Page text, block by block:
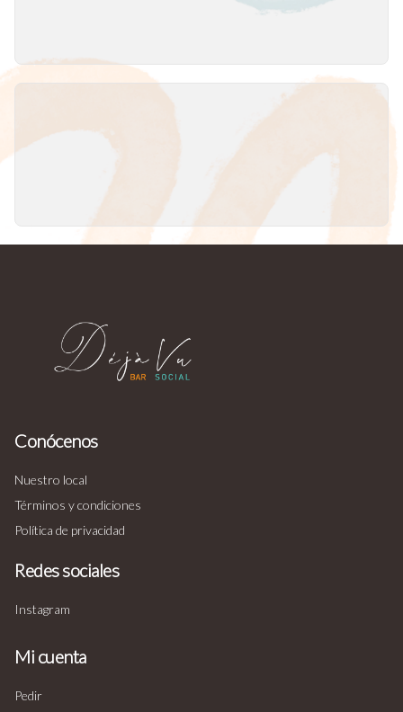
Conócenos
Nuestro local
Términos y condiciones
Política de privacidad
Redes sociales
Instagram
Mi cuenta
Pedir